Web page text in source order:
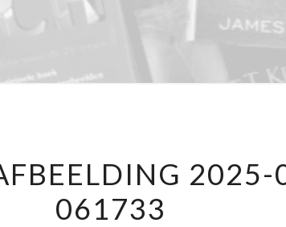
061733